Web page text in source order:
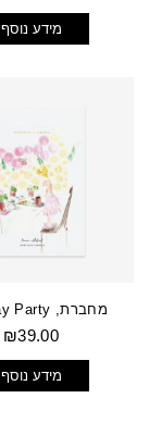
מידע נוסף
מחברת, Birthday Party
₪39.00
מידע נוסף